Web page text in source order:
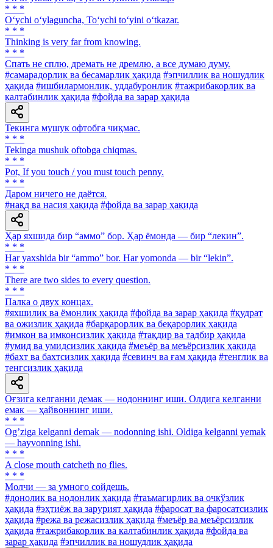
* * *
O‘ychi o‘ylaguncha, To‘ychi to‘yini o‘tkazar.
* * *
Thinking is very far from knowing.
* * *
Спать не сплю, дремать не дремлю, а все думаю думу.
#самарадорлик ва бесамарлик ҳақида #эпчиллик ва ношудлик
ҳақида #ишбилармонлик, уддабуронлик #тажрибакорлик ва
калтабинлик ҳақида #фойда ва зарар ҳақида
Текинга мушук офтобга чиқмас.
* * *
Tekinga mushuk oftobga chiqmas.
* * *
Pot, If you touch / you must touch penny.
* * *
Даром ничего не даётся.
#нақд ва насия ҳақида #фойда ва зарар ҳақида
Ҳар яхшида бир “аммо” бор. Ҳар ёмонда — бир “лекин”.
* * *
Har yaxshida bir “ammo” bor. Har yomonda — bir “lekin”.
* * *
There are two sides to every question.
* * *
Палка о двух концах.
#яхшилик ва ёмонлик ҳақида #фойда ва зарар ҳақида #қудрат
ва ожизлик ҳақида #барқарорлик ва беқарорлик ҳақида
#имкон ва имконсизлик ҳақида #тақдир ва тадбир ҳақида
#умид ва умидсизлик ҳақида #меъёр ва меъёрсизлик ҳақида
#бахт ва бахтсизлик ҳақида #севинч ва ғам ҳақида #тенглик ва
тенгсизлик ҳақида
Оғзига келганни демак — нодоннинг иши. Олдига келганни
емак — ҳайвоннинг иши.
* * *
Ogʼziga kelganni demak — nodonning ishi. Oldiga kelganni yemak
— hayvonning ishi.
* * *
A close mouth catcheth no flies.
* * *
Молчи — за умного сойдешь.
#донолик ва нодонлик ҳақида #таъмагирлик ва очкўзлик
ҳақида #эҳтиёж ва зарурият ҳақида #фаросат ва фаросатсизлик
ҳақида #режа ва режасизлик ҳақида #меъёр ва меъёрсизлик
ҳақида #тажрибакорлик ва калтабинлик ҳақида #фойда ва
зарар ҳақида #эпчиллик ва ношудлик ҳақида